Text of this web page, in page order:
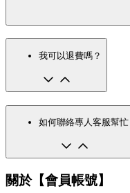
我可以退費嗎？
如何聯絡專人客服幫忙
關於【會員帳號】